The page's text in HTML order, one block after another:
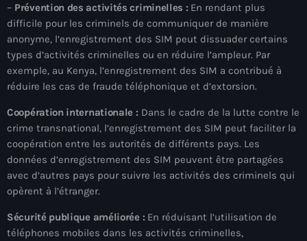
Afrique du Sud
Afrique Sub-Saharienne
Agriculture
Agriculture & Environment
Akademi Kreyòl Ayisyen
Albanie
Alexandre Grand’Pierre
Alexandre Pétion
– Prévention des activités criminelles : En rendant plus
difficile pour les criminels de communiquer de manière
anonyme, l’enregistrement des SIM peut dissuader certains
types d’activités criminelles ou en réduire l’ampleur. Par
exemple, au Kenya, l’enregistrement des SIM a contribué à
réduire les cas de fraude téléphonique et d’extorsion.
Coopération internationale : Dans le cadre de la lutte contre le
crime transnational, l’enregistrement des SIM peut faciliter la
coopération entre les autorités de différents pays. Les
données d’enregistrement des SIM peuvent être partagées
avec d’autres pays pour suivre les activités des criminels qui
opèrent à l’étranger.
Sécurité publique améliorée : En réduisant l’utilisation de
téléphones mobiles dans les activités criminelles,